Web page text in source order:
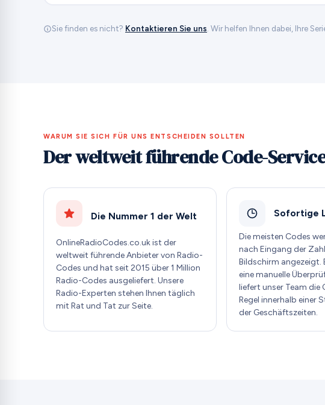
Sie finden es nicht? Kontaktieren Sie uns . Wir helfen Ihnen dabei, Ihre
WARUM SIE SICH FÜR UNS ENTSCHEIDEN SOLLTEN
Der weltweit führende Code-
Die Nummer 1 der Welt
OnlineRadioCodes.co.uk ist der
weltweit führende Anbieter von Radio-
Codes und hat seit 2015 über 1 Million
Radio-Codes ausgeliefert. Unsere
Radio-Experten stehen Ihnen täglich
mit Rat und Tat zur Seite.
Sofortige
Die meisten Codes
nach Eingang der
Bildschirm angezeigt.
eine manuelle
liefert unser Team die
Regel innerhalb einer
der Geschäftszeiten.